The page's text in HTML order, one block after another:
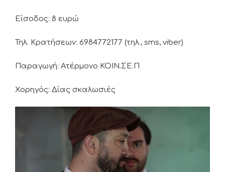
Είσοδος: 8 ευρώ
Τηλ. Κρατήσεων: 6984772177 (τηλ., sms, viber)
Παραγωγή: Ατέρμονο ΚΟΙΝ.ΣΕ.Π
Χορηγός: Δίας σκαλωσιές